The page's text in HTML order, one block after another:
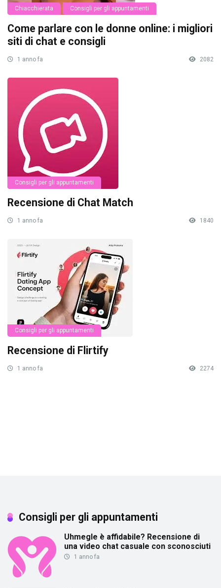
Chiacchierata Consigli per gli appuntamenti
Come parlare con le donne online: i migliori
siti di chat e consigli
1 anno fa 2082
Consigli per gli appuntamenti
Recensione di Chat Match
1 anno fa 1840
Consigli per gli appuntamenti
Recensione di Flirtify
1 anno fa 2274
Consigli per gli appuntamenti
Uhmegle è affidabile? Recensione di
una video chat casuale con sconosciuti
1 anno fa